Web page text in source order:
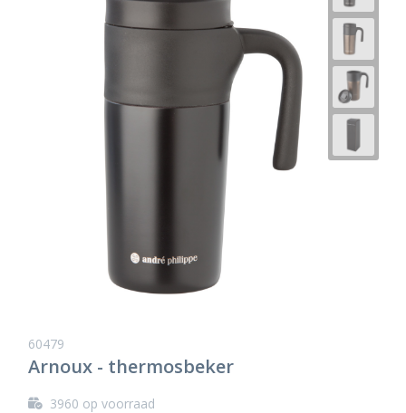
60479
Arnoux - thermosbeker
3960 op voorraad